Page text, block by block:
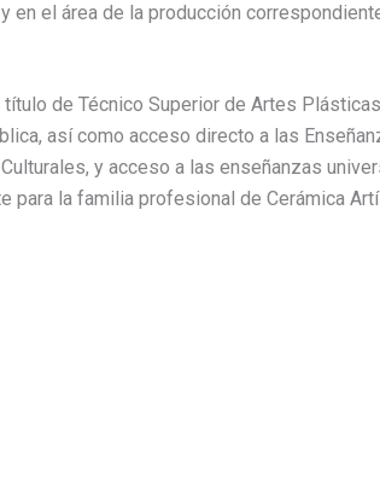
el área de la producción
de Técnico Superior de Artes
así como acceso directo a las
y acceso a las enseñanzas
para la familia profesional de Cerámica